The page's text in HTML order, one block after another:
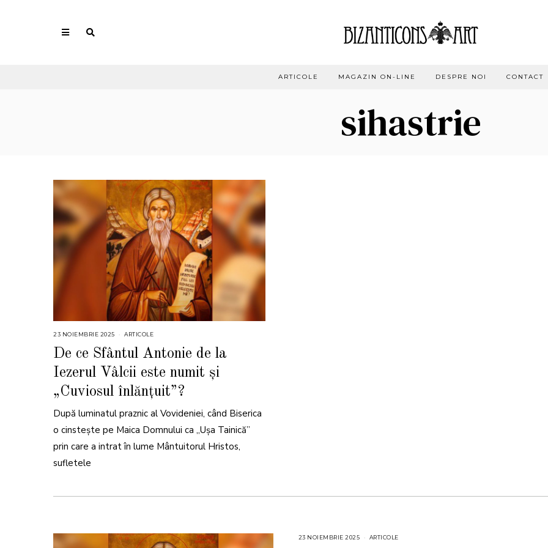
ARTICOLE MAGAZIN ON-LINE DESPRE NOI CONTACT
sihastrie
23 NOIEMBRIE 2025
O
E
M
B
2
2
ARTICOLE
De ce Sfântul Antonie de la
Iezerul Vâlcii este numit și
„Cuviosul înlănțuit”?
După luminatul praznic al Vovideniei, când Biserica
o cinstește pe Maica Domnului ca „Ușa Tainică”
prin care a intrat în lume Mântuitorul Hristos,
sufletele
23 NOIEMBRIE 2025 ARTICOLE